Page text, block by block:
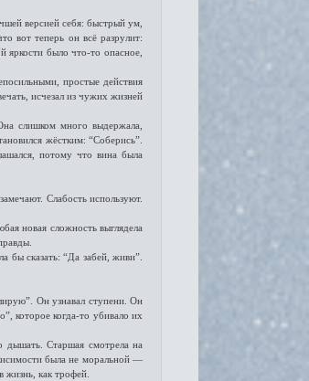
версией себя: быстрый ум,
вот теперь он всё разрулит:
было что-то опасное,
простые действия
исчезал из чужих жизней
слишком много выдержала,
жёстким: “Соберись”.
потому что вина была
Слабость используют.
новая сложность выглядела
бы сказать: “Да забей, живи”.
Он узнавал ступени. Он
которое когда-то убивало их
дышать. Старшая смотрела на
была не моральной —
жизнь, как трофей.